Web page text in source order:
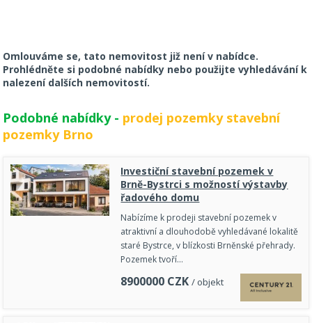
Omlouváme se, tato nemovitost již není v nabídce.
Prohlédněte si podobné nabídky nebo použijte vyhledávání k
nalezení dalších nemovitostí.
Podobné nabídky - prodej pozemky stavební
pozemky Brno
Investiční stavební pozemek v
Brně-Bystrci s možností výstavby
řadového domu
Nabízíme k prodeji stavební pozemek v
atraktivní a dlouhodobě vyhledávané lokalitě
staré Bystrce, v blízkosti Brněnské přehrady.
Pozemek tvoří…
8900000 CZK / objekt